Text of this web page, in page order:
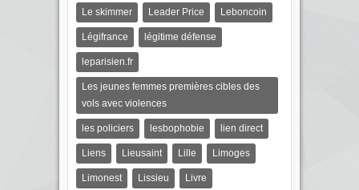
Le skimmer Leader Price Leboncoin
Légifrance légitime défense
leparisien.fr
Les jeunes femmes premières cibles des
vols avec violences
les policiers lesbophobie lien direct
Liens Lieusaint Lille Limoges
Limonest Lissieu Livre